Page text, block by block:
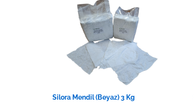
Silora Mendil (Beyaz) 3 Kg